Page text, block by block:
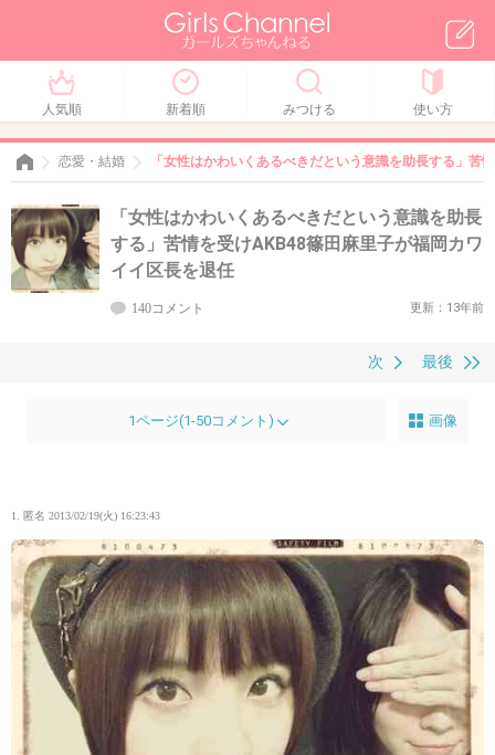
人気順 新着順 みつける 使い方
恋愛・結婚 「女性はかわいくあるべきだという意識を助長する」
「女性はかわいくあるべきだという意識を助長
する」苦情を受けAKB48篠田麻里子が福岡カワ
イイ区長を退任
140コメント 更新：13年前
最後
次
1ページ(1-50コメント) 画像
1. 匿名 2013/02/19(火) 16:23:43